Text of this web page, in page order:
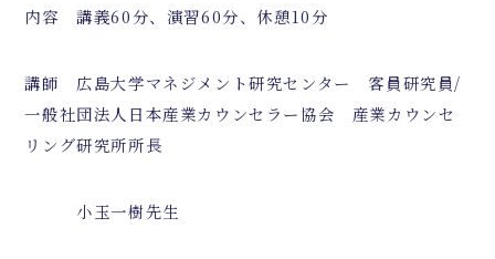
内容 講義60分、演習60分、休憩10分
講師 広島大学マネジメント研究センター 客員研究員/
一般社団法人日本産業カウンセラー協会 産業カウンセ
リング研究所所長
小玉一樹先生